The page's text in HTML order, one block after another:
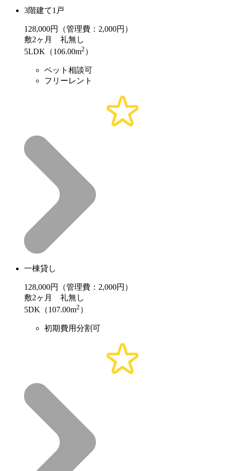
3階建て1戸
128,000円（管理費：2,000円）
敷2ヶ月 礼無し
5LDK（106.00m2 ）
ペット相談可
フリーレント
一棟貸し
128,000円（管理費：2,000円）
敷2ヶ月 礼無し
5DK（107.00m2 ）
初期費用分割可